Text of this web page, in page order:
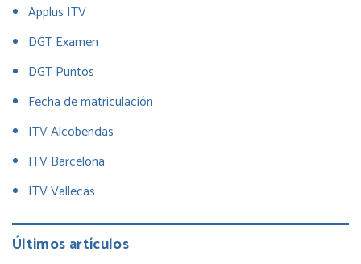
Applus ITV
DGT Examen
DGT Puntos
Fecha de matriculación
ITV Alcobendas
ITV Barcelona
ITV Vallecas
Últimos artículos